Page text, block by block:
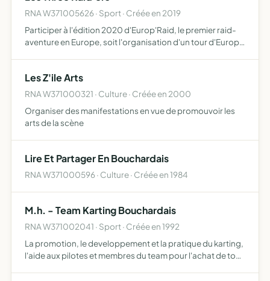
RNA W371005626 · Sport · Créée en 2019
Participer à l'édition 2020 d'Europ'Raid, le premier raid-
aventure en Europe, soit l'organisation d'un tour d'Europe
Les Z'ile Arts
RNA W371000321 · Culture · Créée en 2000
Organiser des manifestations en vue de promouvoir les
arts de la scène
Lire Et Partager En Bouchardais
RNA W371000596 · Culture · Créée en 1984
M.h. - Team Karting Bouchardais
RNA W371002041 · Sport · Créée en 1992
La promotion, le developpement et la pratique du karting,
l'aide aux pilotes et membres du team pour l'achat de tout